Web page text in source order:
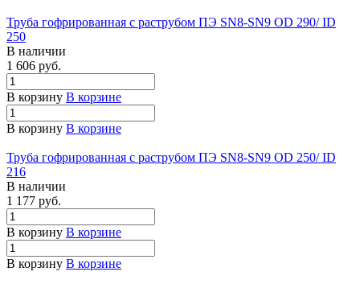
Труба гофрированная с раструбом ПЭ SN8-SN9 OD 290/ ID
250
В наличии
1 606 руб.
В корзину В корзине
В корзину В корзине
Труба гофрированная с раструбом ПЭ SN8-SN9 OD 250/ ID
216
В наличии
1 177 руб.
В корзину В корзине
В корзину В корзине